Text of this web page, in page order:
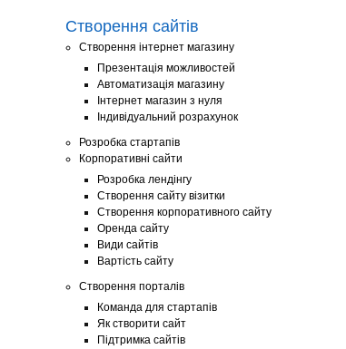
Створення сайтів
Створення інтернет магазину
Презентація можливостей
Автоматизація магазину
Інтернет магазин з нуля
Індивідуальний розрахунок
Розробка стартапів
Корпоративні сайти
Розробка лендінгу
Створення сайту візитки
Створення корпоративного сайту
Оренда сайту
Види сайтів
Вартість сайту
Створення порталів
Команда для стартапів
Як створити сайт
Підтримка сайтів